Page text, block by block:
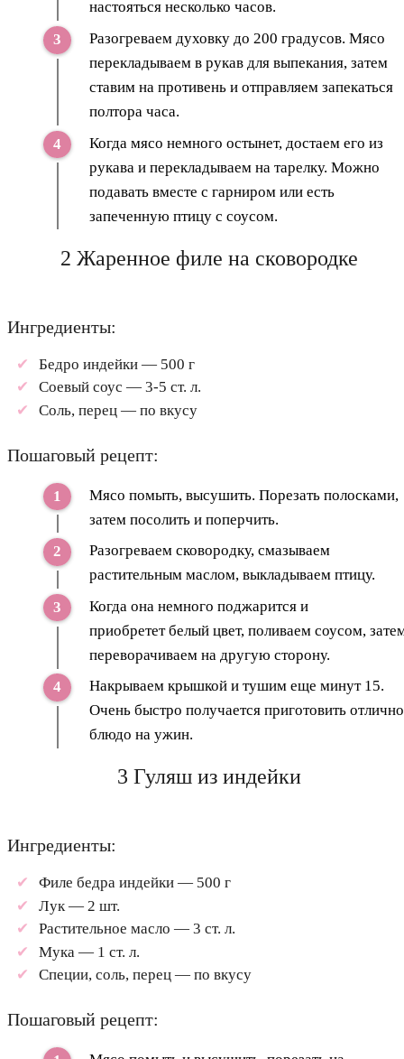
настояться несколько часов.
Разогреваем духовку до 200 градусов. Мясо
перекладываем в рукав для выпекания, затем
ставим на противень и отправляем запекаться
полтора часа.
Когда мясо немного остынет, достаем его из
рукава и перекладываем на тарелку. Можно
подавать вместе с гарниром или есть
запеченную птицу с соусом.
2 Жаренное филе на сковородке
Ингредиенты:
Бедро индейки — 500 г
Соевый соус — 3-5 ст. л.
Соль, перец — по вкусу
Пошаговый рецепт:
Мясо помыть, высушить. Порезать полосками,
затем посолить и поперчить.
Разогреваем сковородку, смазываем
растительным маслом, выкладываем птицу.
Когда она немного поджарится и
приобретет белый цвет, поливаем соусом,
переворачиваем на другую сторону.
Накрываем крышкой и тушим еще минут 15.
Очень быстро получается приготовить
блюдо на ужин.
3 Гуляш из индейки
Ингредиенты:
Филе бедра индейки — 500 г
Лук — 2 шт.
Растительное масло — 3 ст. л.
Мука — 1 ст. л.
Специи, соль, перец — по вкусу
Пошаговый рецепт: